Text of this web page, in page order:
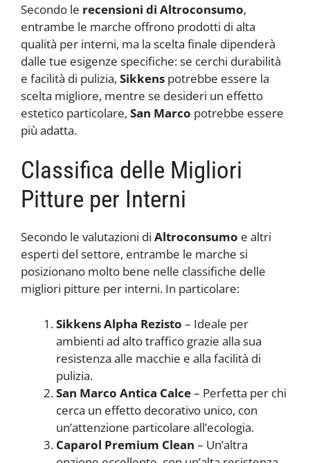
Secondo le recensioni di Altroconsumo,
entrambe le marche offrono prodotti di alta
qualità per interni, ma la scelta finale dipenderà
dalle tue esigenze specifiche: se cerchi durabilità
e facilità di pulizia, Sikkens potrebbe essere la
scelta migliore, mentre se desideri un effetto
estetico particolare, San Marco potrebbe essere
più adatta.
Classifica delle Migliori
Pitture per Interni
Secondo le valutazioni di Altroconsumo e altri
esperti del settore, entrambe le marche si
posizionano molto bene nelle classifiche delle
migliori pitture per interni. In particolare:
Sikkens Alpha Rezisto – Ideale per
ambienti ad alto traffico grazie alla sua
resistenza alle macchie e alla facilità di
pulizia.
San Marco Antica Calce– Perfetta per chi
cerca un effetto decorativo unico, con
un’attenzione particolare all’ecologia.
Caparol Premium Clean – Un’altra